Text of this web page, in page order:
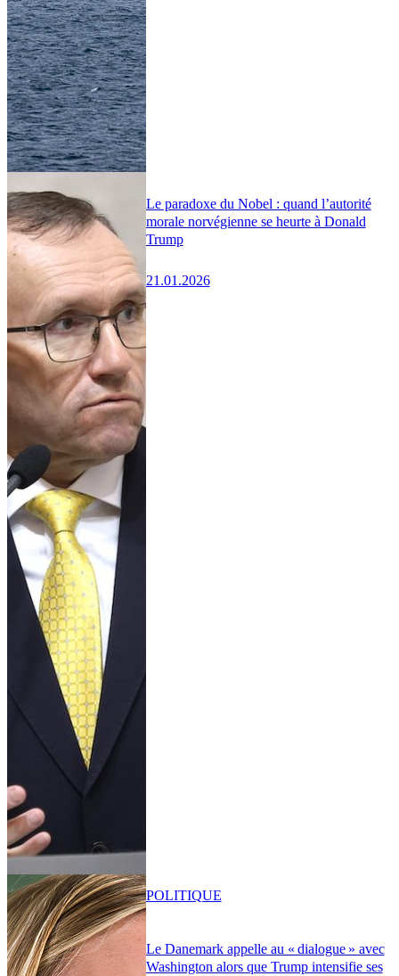
Le paradoxe du Nobel : quand l’autorité
morale norvégienne se heurte à Donald
Trump
21.01.2026
Le Danemark appelle au « dialogue » avec
Washington alors que Trump intensifie ses
POLITIQUE